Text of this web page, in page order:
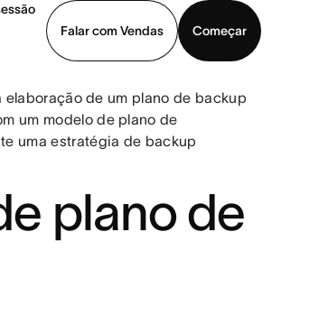
Falar com Vendas
Começar
Baixar o aplicativode um plano de backup
um modelo de plano de
uma estratégia de backup
plano de